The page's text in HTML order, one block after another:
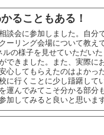
ることもある！
談会に参加しました。自分
ーリング会場について教え
の様子を見せていただい
できました。また、実際に
心してもらえたのはよかっ
に行くことに少し躊躇して
運んでみてこそ分かる部分
加してみると良いと思いま